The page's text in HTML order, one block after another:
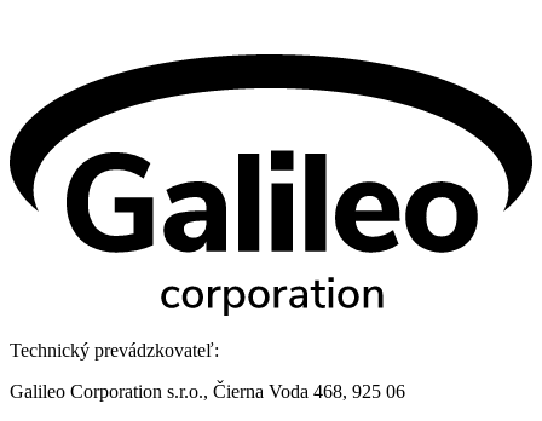
Technický prevádzkovateľ:
Galileo Corporation s.r.o., Čierna Voda 468, 925 06